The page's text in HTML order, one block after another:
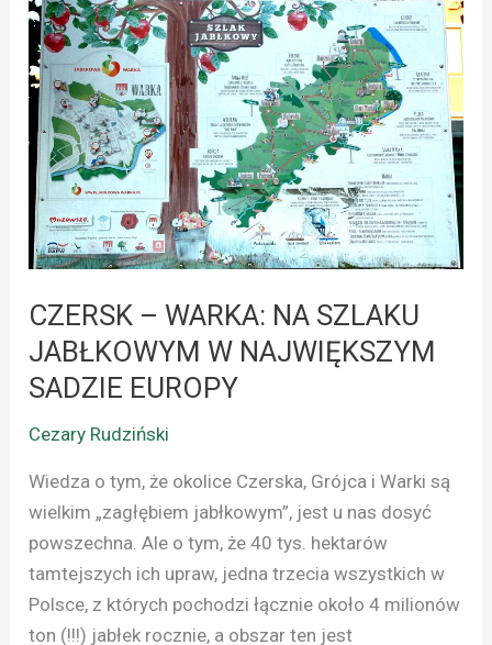
CZERSK – WARKA: NA SZLAKU
JABŁKOWYM W NAJWIĘKSZYM
SADZIE EUROPY
Cezary Rudziński
Wiedza o tym, że okolice Czerska, Grójca i Warki są
wielkim „zagłębiem jabłkowym”, jest u nas dosyć
powszechna. Ale o tym, że 40 tys. hektarów
tamtejszych ich upraw, jedna trzecia wszystkich w
Polsce, z których pochodzi łącznie około 4 milionów
ton (!!!) jabłek rocznie, a obszar ten jest
CZERSK
–
WARKA:
NA
SZLAKU
JABŁKOWYM
W
NAJWIĘKSZYM
SADZIE